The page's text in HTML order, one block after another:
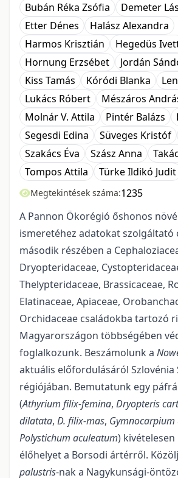
Bubán Réka Zsófia
Demeter
Etter Dénes
Halász Alexandra
Harmos Krisztián
Hegedüs
Hornung Erzsébet
Jordán
Kiss Tamás
Kóródi Blanka
Lukács Róbert
Mészáros
Molnár V. Attila
Pintér Balázs
Segesdi Edina
Süveges Kristóf
Szakács Éva
Szász Anna
Tompos Attila
Türke Ildikó Judit
Megtekintések száma:1235
A Pannon Ökorégió őshonos
ismeretéhez adatokat szolgáltató
második részében a
Dryopteridaceae,
Thelypteridaceae, Brassicaceae,
Elatinaceae, Apiaceae,
Orchi­daceae családokba tartozó
Magyarországon többségében
foglalkozunk. Beszámo­lunk a
aktuális előfordulásáról Szlovénia
régiójában. Bemutatunk egy
(Athyrium filix-femina, Dryopteris
dilatata, D. filix-mas, Gymnocarpium
Polystichum aculeatum) kivételesen
élőhelyet a Borsodi ártérről.
palustris-nak a Nagykunsági-